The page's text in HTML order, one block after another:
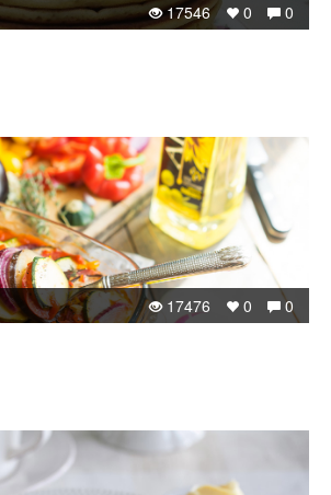
0
0
17546
0
0
17476